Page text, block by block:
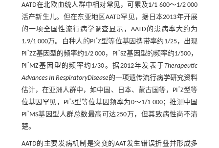
AATD在北欧血统人群中相对常见，可累及1/1 600～1/2 000
活产新生儿。但在东亚地区AATD罕见，据日本2013年开展
的一项全国性流行病学调查显示，AATD的患病率大约为
1.9/1 000万。白种人的PI *Z型等位基因携带率约1/25，出现
PI *ZZ基因型的频率约1/2 000，PI *SZ基因型的频率约1/500，
PI * MZ基因型的频率约1/30。据2012年发表于Therapeutic
Advances In RespiratoryDisease的一项遗传流行病学研究资料
估计，在亚洲人群中，如中国、日本、蒙古国等，PI *Z型等
位基因罕见，PI *S型等位基因频率为0～1/1 000；推测中国
PI * MS基因型人群总数最高可达250万，但其致病性尚不清
楚。
AATD的主要发病机制是突变的AAT发生错误折叠并形成多